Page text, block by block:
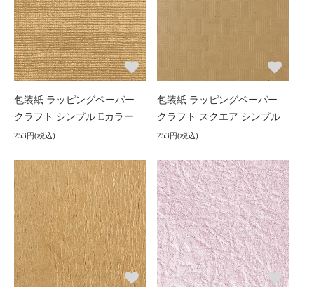
包装紙 ラッピングペーパー
クラフト シンプル Eカラー
253円(税込)
包装紙 ラッピングペーパー
クラフト スクエア シンプル
253円(税込)